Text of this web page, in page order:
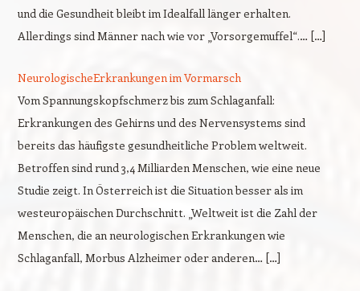
und die Gesundheit bleibt im Idealfall länger erhalten.
Allerdings sind Männer nach wie vor „Vorsorgemuffel“.… […]
NeurologischeErkrankungen im Vormarsch
Vom Spannungskopfschmerz bis zum Schlaganfall:
Erkrankungen des Gehirns und des Nervensystems sind
bereits das häufigste gesundheitliche Problem weltweit.
Betroffen sind rund 3,4 Milliarden Menschen, wie eine neue
Studie zeigt. In Österreich ist die Situation besser als im
westeuropäischen Durchschnitt. „Weltweit ist die Zahl der
Menschen, die an neurologischen Erkrankungen wie
Schlaganfall, Morbus Alzheimer oder anderen… […]